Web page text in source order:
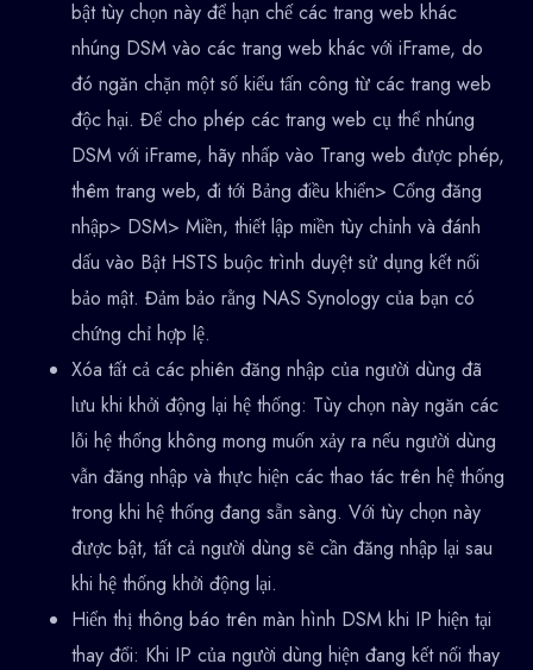
bật tùy chọn này để hạn chế các trang web khác
nhúng DSM vào các trang web khác với iFrame, do
đó ngăn chặn một số kiểu tấn công từ các trang web
độc hại. Để cho phép các trang web cụ thể nhúng
DSM với iFrame, hãy nhấp vào Trang web được phép,
thêm trang web, đi tới Bảng điều khiển> Cổng đăng
nhập> DSM> Miền, thiết lập miền tùy chỉnh và đánh
dấu vào Bật HSTS buộc trình duyệt sử dụng kết nối
bảo mật. Đảm bảo rằng NAS Synology của bạn có
chứng chỉ hợp lệ.
Xóa tất cả các phiên đăng nhập của người dùng đã
lưu khi khởi động lại hệ thống: Tùy chọn này ngăn các
lỗi hệ thống không mong muốn xảy ra nếu người dùng
vẫn đăng nhập và thực hiện các thao tác trên hệ thống
trong khi hệ thống đang sẵn sàng. Với tùy chọn này
được bật, tất cả người dùng sẽ cần đăng nhập lại sau
khi hệ thống khởi động lại.
Hiển thị thông báo trên màn hình DSM khi IP hiện tại
thay đổi: Khi IP của người dùng hiện đang kết nối thay